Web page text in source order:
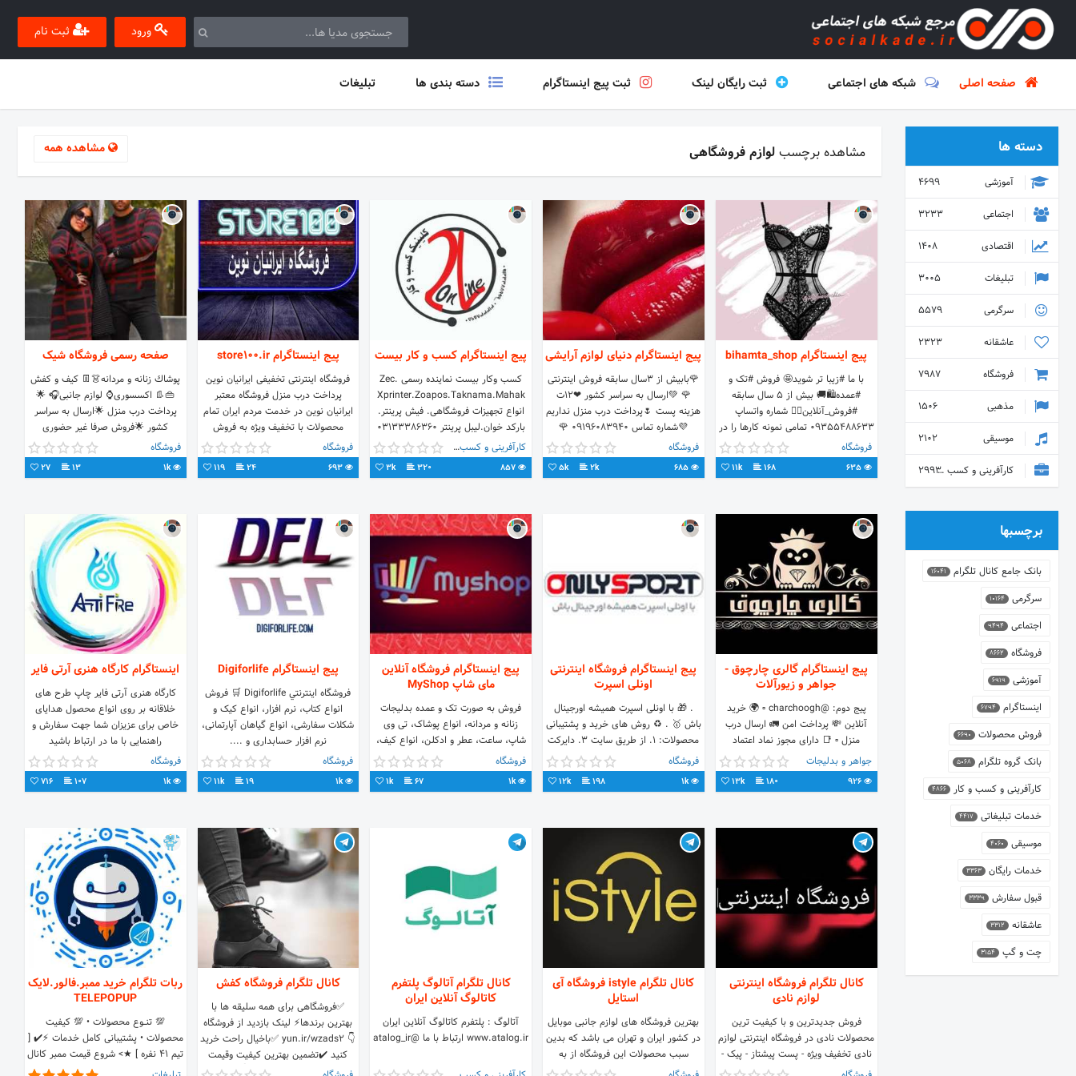
ورود ثبت نام
صفحه اصلی شبکه های اجتماعی ثبت رایگان لینک ثبت پیج اینستاگرام دسته بندی ها تبلیغات
مشاهده برچسب لوازم فروشگاهی مشاهده همه
پیج اینستاگرام bihamta_shop
با ما #زیبا تر شوید🤩 فر‌وش #تک و
#عمده🛍🚚 بیش از ۵ سال سابقه
#فروش_آنلاین👌🏻 شماره واتساپ
۰۹۳۵۵۴۸۸۶۳۳ تمامی نمونه کارها را در
کانال تلگرام ما ببینید👇🏻فروشگاه
635
168
11k
پیج اینستاگرام دنیای لوازم آرایشی
🌹بابیش از ۳سال سابقه فروش اینترنتی
🌹 💚ارسال به سراسر کشور ❤۱۲ت
هزینه پست 🌷پرداخت درب منزل نداریم
💜شماره تماس 09196083940 🌹
تلگرامlavazemaraeshy@فروشگاه
685
2k
5k
پیج اینستاگرام کسب و کار بیست
کسب وکار بیست نماینده رسمی Zec.
Xprinter.Zoapos.Taknama.Mahak
انواع تجهیزات فروشگاهی. فیش پرینتر.
بارکد خوان.لیبل پرینتر ۰۳۱۳۳۳۸۶۳۶۰
۰۹۱۳۳۰۳۹۰۲۹
کارآفرینی و کسب و کار
857
320
3k
پیج اینستاگرام store100.ir
فروشگاه اینترنتی تخفیفی ایرانیان نوین
پرداخت درب منزل فروشگاه معتبر
ایرانیان نوین در خدمت مردم ایران تمام
محصولات با تخفیف ویژه به فروش
میرسد store100.ir سایت ما برای خرید
محصولات
فروشگاه
693
24
119
صفحه رسمی فروشگاه شیک
پوشاك زنانه و مردانه👗👖 کیف و کفش
👜👢 اکسسوری⌚ لوازم جانبی🎧 🌟
پرداخت درب منزل 🌟ارسال به سراسر
کشور 🌟فروش صرفا غیر حضوری
فروشگاه
1k
13
27
پیج اینستاگرام گالری چارچوق -
جواهر و زیورآلات
پیج دوم: @charchoogh ▫ 🌍 خرید
آنلاین 💸 پرداخت امن 🚛 ارسال درب
منزل ▫ 📑 دارای مجوز نماد اعتماد
الکترونیک 📝 دارای مجوز از سازمان
فرهنگ و ارشاد اسلامی
جواهر و بدلیجات
926
180
13k
پیج اینستاگرام فروشگاه اینترنتی
اونلی اسپرت
. 🎁 با اونلی اسپرت همیشه اورجینال
باش 🥇 . ♻️ روش های خرید و پشتیبانی
محصولات: ۱. از طریق سایت ۳. دایرکت
اینستاگرام ۴.دایرکت تلگرامفروشگاه
1k
198
12k
پیج اینستاگرام فروشگاه آنلاین
مای شاپ MyShop
فروش به صورت تک و عمده بدلیجات
زنانه و مردانه، انواع پوشاک، تی وی
شاپ، ساعت، عطر و ادکلن، انواع کیف،
عینک آفتابی، لوازم خانگی و... ارسال به
تمام نقاط ایران.
فروشگاه
1k
67
1k
پیج اینستاگرام Digiforlife
فروشگاه اينترنتي Digiforlife 🛒 فروش
انواع كتاب، نرم افزار، انواع کیک و
شکلات سفارشی، انواع گیاهان آپارتمانی،
نرم افزار حسابداری و ....
فروشگاه
1k
19
11k
اینستاگرام کارگاه هنری آرتی فایر
کارگاه هنری آرتی فایر چاپ طرح های
خلاقانه بر روی انواع محصول هدایای
خاص برای عزیزان شما جهت سفارش و
راهنمایی با ما در ارتباط باشید
09107783447
فروشگاه
1k
107
716
کانال تلگرام فروشگاه اینترنتی
لوازم نادی
فروش جدیدترین و با کیفیت ترین
محصولات نادی در فروشگاه اینترنتی لوازم
نادی تخفیف ویژه - پست پیشتاز - پیک -
تحویل درب منزل
کانال تلگرام istyle فروشگاه آی
استایل
بهترین فروشگاه های لوازم جانبی موبایل
در کشور ایران و تهران می باشد که بدین
سبب محصولات این فروشگاه از به
روزترین و بهترین محصولات بوده و تمامی
کانال تلگرام آتالوگ پلتفرم
کاتالوگ آنلاین ایران
آتالوگ : پلتفرم کاتالوگ آنلاین ایران
www.atalog.ir ارتباط با ما @atalog_ir
کانال تلگرام فروشگاه کفش
✅فروشگاهی برای همه سلیقه ها با
بهترین برندها⚡ لینک بازدید از فروشگاه
👇 yun.ir/wzads2 ✅باخیال راحت خرید
کنید ✔️تضمین بهترین کیفیت وقیمت
آیدی جهت ارتباط👇
ربات تلگرام خرید ممبر.فالور.لایک
TELEPOPUP
💯 تنـــوع محصولات • 💯 کیفیت
محصولات • پشتیبانی کامل خدمات ⚡️✔️ [
تیم 41 نفره ] ★> شروع قیمت ممبر کانال
از ۳۵۰۰ ★> شروع قیمت ممبر گروه از
دسته ها
آموزشی
4699
اجتماعی
3233
اقتصادی
1408
تبلیغات
3005
سرگرمی
5579
عاشقانه
2323
فروشگاه
7987
مذهبی
1506
موسیقی
2102
کارآفرینی و کسب و کار 2993
برچسبها
بانک جامع کانال تلگرام 16041
سرگرمی 10164
اجتماعی 9494
فروشگاه 8662
آموزشی 6919
اینستاگرام 6794
فروش محصولات 6690
بانک گروه تلگرام 5068
کارآفرینی و کسب و کار 4866
خدمات تبلیغاتی 4417
موسیقی 4060
خدمات رایگان 3363
قبول سفارش 3339
عاشقانه 3312
چت و گپ 3154